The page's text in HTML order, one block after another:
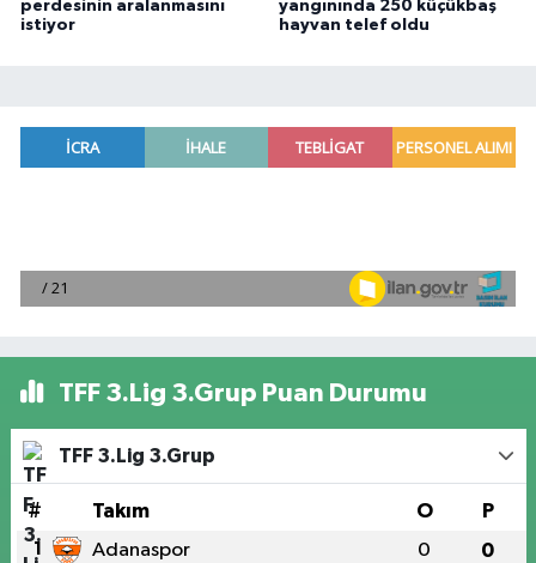
perdesinin aralanmasını
istiyor
yangınında 250 küçükbaş
hayvan telef oldu
TFF 3.Lig 3.Grup Puan Durumu
TFF 3.Lig 3.Grup
# Takım O P
1 Adanaspor 0 0